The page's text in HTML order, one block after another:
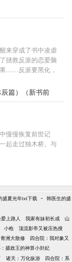
身份，她抢夺女主
的身世，村花摇身
，云娇本该被人抛
变本加厉。世界
1.无cp(如果写出高
毒娇气笨蛋美人！
，看过她脸的人都
来穿成了书中凌虐
拯救反派的恋爱脑
……反派要黑化，
沐雪……长得这么
鲛人蛹，挂在房间
来便有神灵根，
朝修为被废，神灵
。他心灰意冷，发
都劝他要宽恕众
？委屈你自己，让
伪，我喜欢风水轮
疯。众人都道她助
，不分青红皂白，
篇）（新书前
慢慢恢复前世记
起走过独木桥。与
盛夏光年txt下载 - 韩医生的盛
上路人 我家有妹初长成
山
小枪
顶流影帝又被压热搜
青洲大散修
四合院：我对象又
摄政王的神算小卦妃
诸天：万化纵游
四合院：系